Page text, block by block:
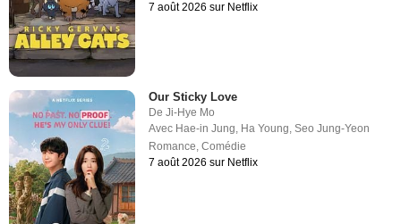
7 août 2026 sur Netflix
Our Sticky Love
DeJi-Hye Mo
Avec Hae-in Jung, Ha Young,Seo Jung-Yeon
Romance,Comédie
7 août 2026 sur Netflix